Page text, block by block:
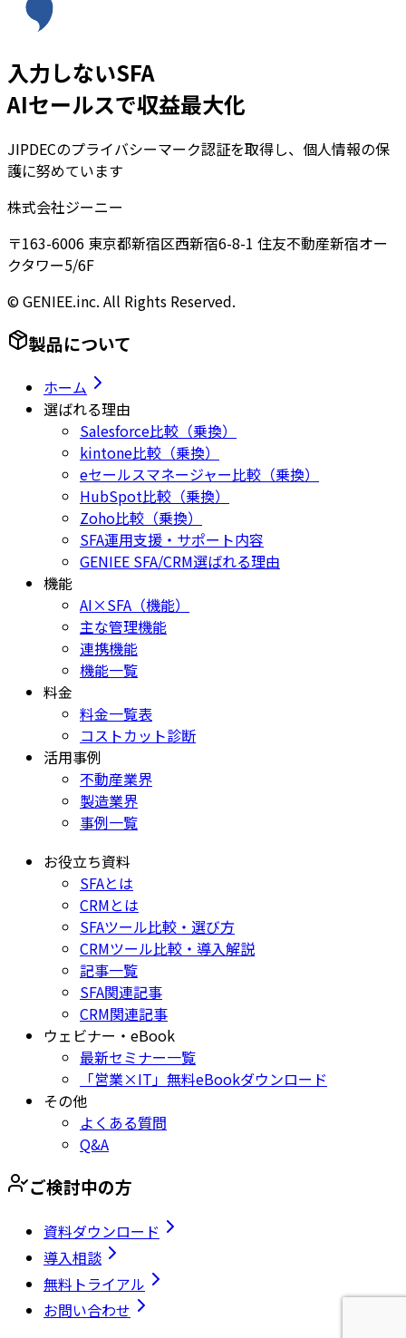
入力しないSFA
AIセールスで収益最大化
JIPDECのプライバシーマーク認証を取得し、個人情報の保
護に努めています
株式会社ジーニー
〒163-6006 東京都新宿区西新宿6-8-1 住友不動産新宿オー
クタワー5/6F
© GENIEE.inc. All Rights Reserved.
製品について
ホーム
選ばれる理由
Salesforce比較（乗換）
kintone比較（乗換）
eセールスマネージャー比較（乗換）
HubSpot比較（乗換）
Zoho比較（乗換）
SFA運用支援・サポート内容
GENIEE SFA/CRM選ばれる理由
機能
AI×SFA（機能）
主な管理機能
連携機能
機能一覧
料金
料金一覧表
コストカット診断
活用事例
不動産業界
製造業界
事例一覧
お役立ち資料
SFAとは
CRMとは
SFAツール比較・選び方
CRMツール比較・導入解説
記事一覧
SFA関連記事
CRM関連記事
ウェビナー・eBook
最新セミナー一覧
「営業×IT」無料eBookダウンロード
その他
よくある質問
Q&A
ご検討中の方
資料ダウンロード
導入相談
無料トライアル
お問い合わせ